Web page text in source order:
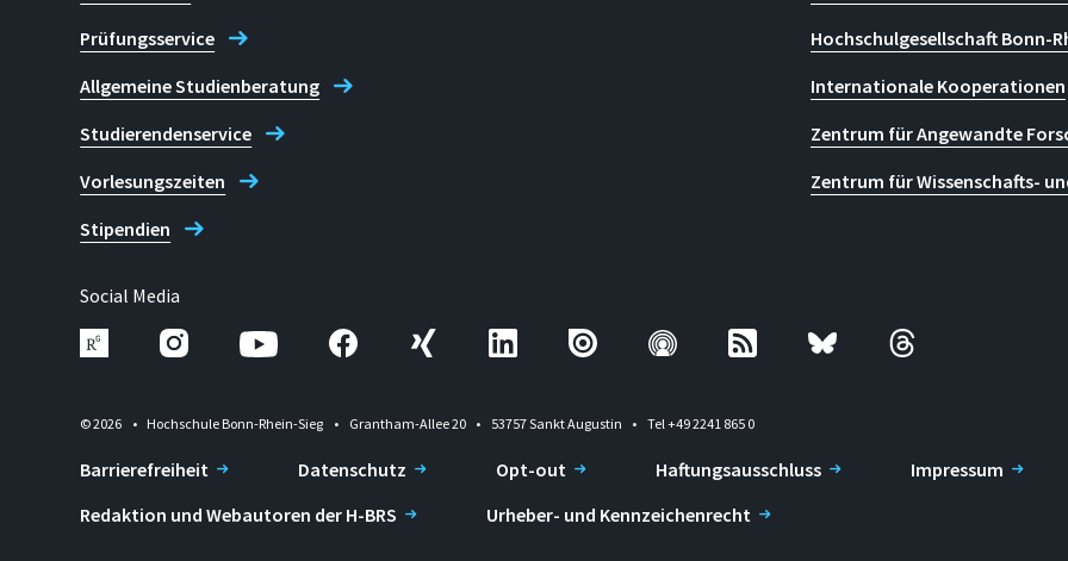
Prüfungsservice
Allgemeine Studienberatung
Studierendenservice
Vorlesungszeiten
Stipendien
Hochschulgesellschaft Bonn-
Internationale Kooperationen
Zentrum für Angewandte
Zentrum für Wissenschafts-
Social Media
© 2026 Hochschule Bonn-Rhein-Sieg Grantham-Allee 20 53757 Sankt Augustin Tel +49 2241 865 0
Barrierefreiheit Datenschutz Opt-out Haftungsausschluss Impressum
Redaktion und Webautoren der H-BRS
Urheber- und Kennzeichenrecht